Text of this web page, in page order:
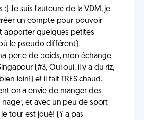
:) Je suis l'auteure de la VDM, je
un compte pour pouvoir
apporter quelques petites
le pseudo différent).
perte de poids, mon échange
(#3, Oui oui, il y a du riz,
loin!) et il fait TRES chaud.
on a envie de manger des
et avec un peu de sport
tour est joué! (Y a pas